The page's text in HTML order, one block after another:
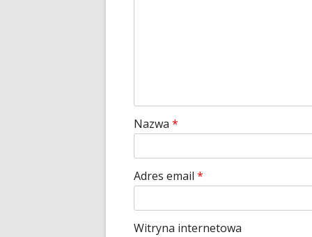
Nazwa *
Adres email *
Witryna internetowa